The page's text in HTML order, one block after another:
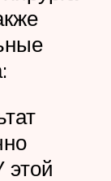
этой